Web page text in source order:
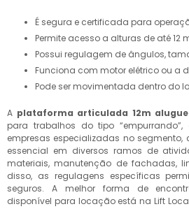
É segura e certificada para
Permite acesso a alturas de até 12
Possui regulagem de ângulos,
Funciona com motor elétrico ou a
Pode ser movimentada dentro do
A plataforma articulada 12m
para trabalhos do tipo
empresas especializadas no segmento,
essencial em diversos ramos de
materiais, manutenção de fachadas,
disso, as regulagens específicas
seguros. A melhor forma de
disponível para locação está na Lift